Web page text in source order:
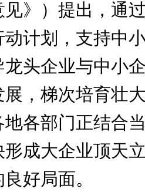
见》）提出，通
计划，支持中
龙头企业与中小
，梯次培育壮
地各部门正结合
成大企业顶天
好局面。